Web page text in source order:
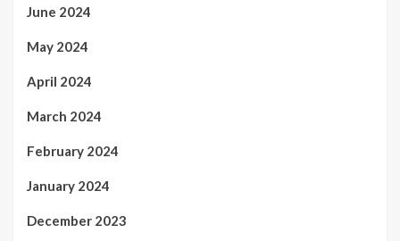
June 2024
May 2024
April 2024
March 2024
February 2024
January 2024
December 2023